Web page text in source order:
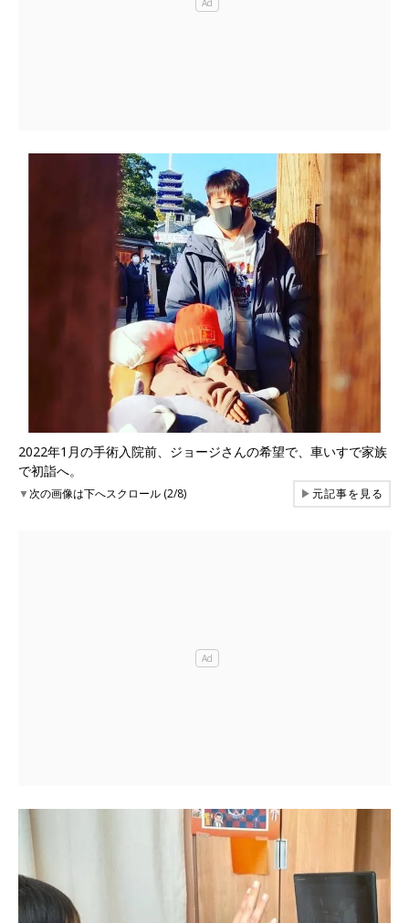
2022年1月の手術入院前、ジョージさんの希望で、車いすで家族
で初詣へ。
▼次の画像は下へスクロール (2/8) ▶元記事を見る